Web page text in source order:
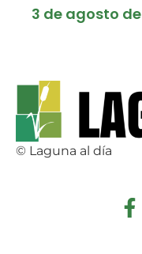
3 de agosto
© Laguna al día